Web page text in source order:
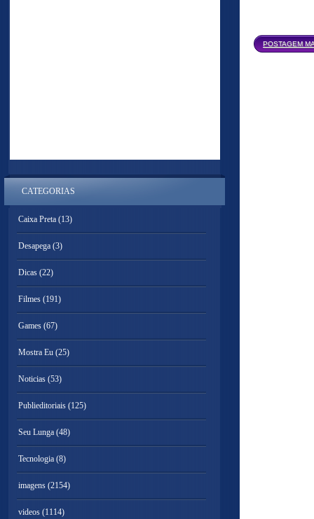
POSTAGEM
CATEGORIAS
Caixa Preta (13)
Desapega (3)
Dicas (22)
Filmes (191)
Games (67)
Mostra Eu (25)
Noticias (53)
Publieditoriais (125)
Seu Lunga (48)
Tecnologia (8)
imagens (2154)
videos (1114)